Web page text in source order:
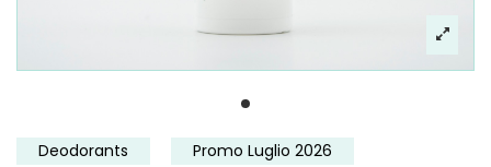
Deodorants Promo Luglio 2026